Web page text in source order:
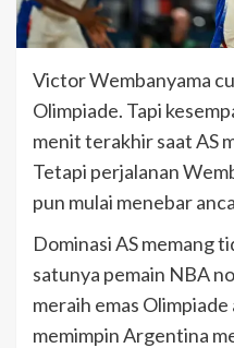
Victor Wembanyama
Olimpiade. Tapi
menit terakhir saat AS
Tetapi perjalanan
pun mulai menebar
Dominasi AS memang
satunya pemain NBA
meraih emas
memimpin Argentina